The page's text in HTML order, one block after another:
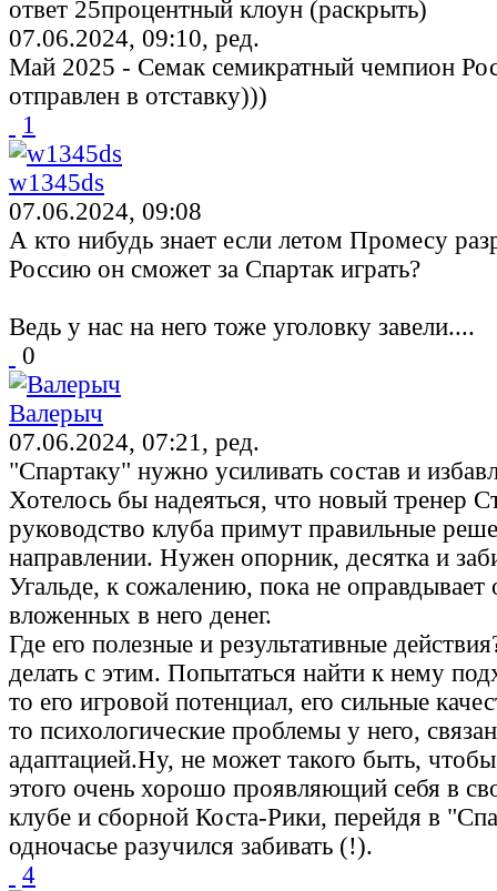
ответ 25процентный клоун (раскрыть)
07.06.2024, 09:10, ред.
Май 2025 - Семак семикратный чемпион
отправлен в отставку)))
1
w1345ds
07.06.2024, 09:08
А кто нибудь знает если летом Промесу
Россию он сможет за Спартак играть?
Ведь у нас на него тоже уголовку завели....
0
Валерыч
07.06.2024, 07:21, ред.
"Спартаку" нужно усиливать состав и
Хотелось бы надеяться, что новый тренер
руководство клуба примут правильные
направлении. Нужен опорник, десятка и
Угальде, к сожалению, пока не
вложенных в него денег.
Где его полезные и результативные
делать с этим. Попытаться найти к нему
то его игровой потенциал, его сильные
то психологические проблемы у него,
адаптацией.Ну, не может такого быть,
этого очень хорошо проявляющий себя в
клубе и сборной Коста-Рики, перейдя в
одночасье разучился забивать (!).
4